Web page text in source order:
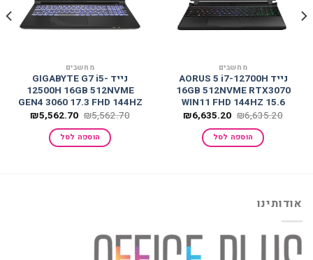
מחשבים
נייד AORUS 5 i7-12700H
16GB 512NVME RTX3070
WIN11 FHD 144HZ 15.6
₪6,635.20 המחיר
היה:
₪6,635.20.
₪6,635.20 המחיר
הוספה לסל
מחשבים
נייד GIGABYTE G7 i5-
12500H 16GB 512NVME
GEN4 3060 17.3 FHD 144HZ
₪5,562.70 המחיר
היה:
₪5,562.70.
₪5,562.70 המחיר
הוספה לסל
אודותינו